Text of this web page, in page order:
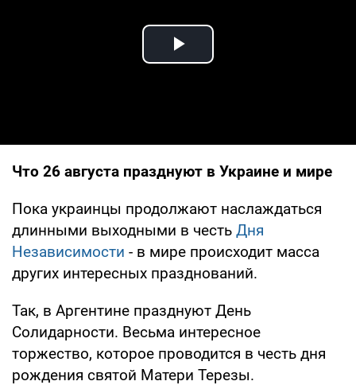
Play Video
Что 26 августа празднуют в Украине и мире
Пока украинцы продолжают наслаждаться
длинными выходными в честь Дня
Независимости - в мире происходит масса
других интересных празднований.
Так, в Аргентине празднуют День
Солидарности. Весьма интересное
торжество, которое проводится в честь дня
рождения святой Матери Терезы.